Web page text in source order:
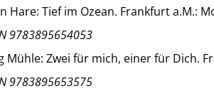
Hare: Tief im Ozean. Frankfurt a.M.:
9783895654053
Mühle: Zwei für mich, einer für Dich.
9783895653575